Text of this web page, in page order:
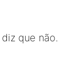
que não.